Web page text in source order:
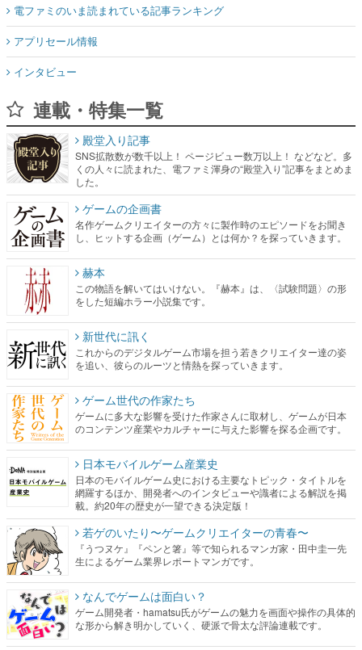
電ファミのいま読まれている記事ランキング
アプリセール情報
インタビュー
連載・特集一覧
殿堂入り記事
SNS拡散数が数千以上！ ページビュー数万以上！ などなど。多
くの人々に読まれた、電ファミ渾身の“殿堂入り”記事をまとめま
した。
ゲームの企画書
名作ゲームクリエイターの方々に製作時のエピソードをお聞き
し、ヒットする企画（ゲーム）とは何か？を探っていきます。
赫本
この物語を解いてはいけない。『赫本』は、〈試験問題〉の形
をした短編ホラー小説集です。
新世代に訊く
これからのデジタルゲーム市場を担う若きクリエイター達の姿
を追い、彼らのルーツと情熱を探っていきます。
ゲーム世代の作家たち
ゲームに多大な影響を受けた作家さんに取材し、ゲームが日本
のコンテンツ産業やカルチャーに与えた影響を探る企画です。
日本モバイルゲーム産業史
日本のモバイルゲーム史における主要なトピック・タイトルを
網羅するほか、開発者へのインタビューや識者による解説を掲
載。約20年の歴史が一望できる決定版！
若ゲのいたり〜ゲームクリエイターの青春〜
『うつヌケ』『ペンと箸』等で知られるマンガ家・田中圭一先
生によるゲーム業界レポートマンガです。
なんでゲームは面白い？
ゲーム開発者・hamatsu氏がゲームの魅力を画面や操作の具体的
な形から解き明かしていく、硬派で骨太な評論連載です。